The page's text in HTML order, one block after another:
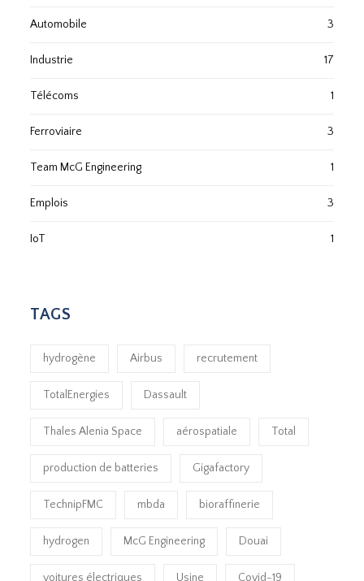
Automobile 3
Industrie 17
Télécoms 1
Ferroviaire 3
Team McG Engineering 1
Emplois 3
IoT 1
TAGS
hydrogène Airbus recrutement
TotalEnergies Dassault
Thales Alenia Space aérospatiale Total
production de batteries Gigafactory
TechnipFMC mbda bioraffinerie
hydrogen McG Engineering Douai
voitures électriques Usine Covid-19